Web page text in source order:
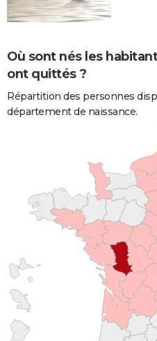
Où sont nés les
ont quittés ?
Répartition des personnes
département de naissance.